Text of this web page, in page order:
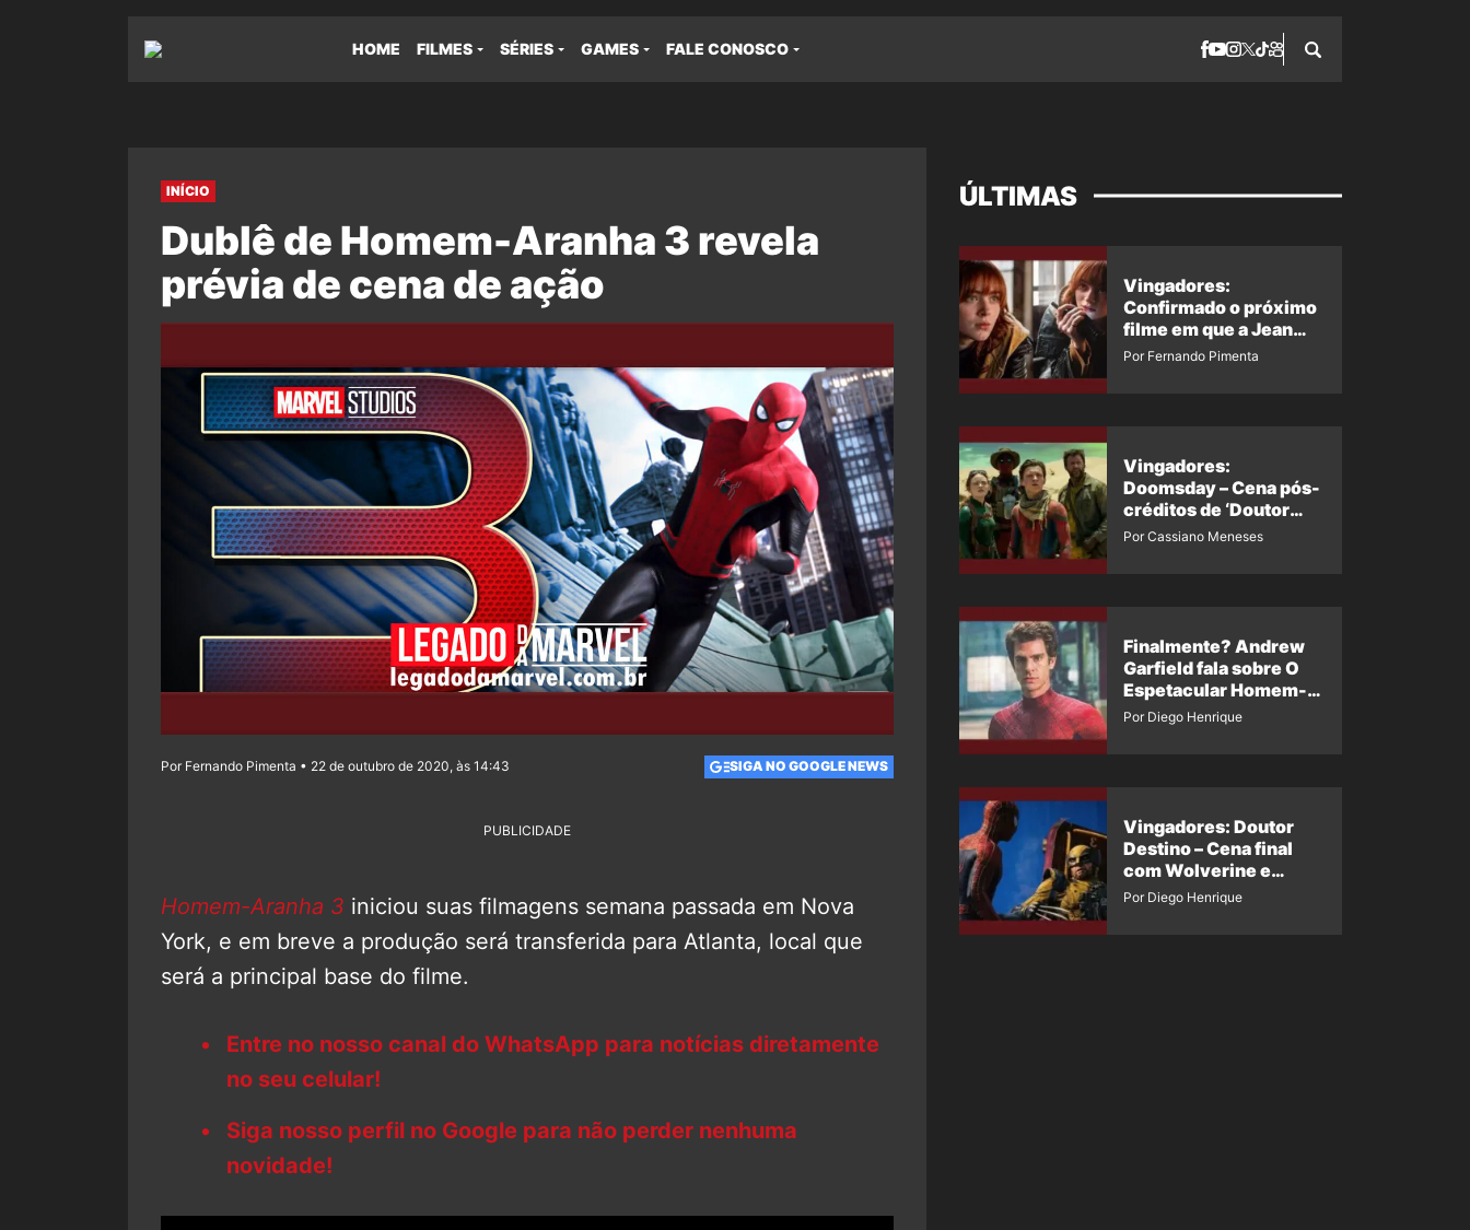
HOME FILMES SÉRIES GAMES FALE CONOSCO
INÍCIO
Dublê de Homem-Aranha 3 revela
prévia de cena de ação
Por Fernando Pimenta • 22 de outubro de 2020, às 14:43 SIGA NO GOOGLE NEWS
PUBLICIDADE
Homem-Aranha 3 iniciou suas filmagens semana passada em Nova
York, e em breve a produção será transferida para Atlanta, local que
será a principal base do filme.
Entre no nosso canal do WhatsApp para notícias diretamente
no seu celular!
Siga nosso perfil no Google para não perder nenhuma
novidade!
ÚLTIMAS
Vingadores:
Confirmado o próximo
filme em que a Jean
Grey irá aparecer
Por Fernando Pimenta
Vingadores:
Doomsday – Cena pós-
créditos de ‘Doutor
Destino’ é revelada
Por Cassiano Meneses
Finalmente? Andrew
Garfield fala sobre O
Espetacular Homem-
Aranha 3
Por Diego Henrique
Vingadores: Doutor
Destino – Cena final
com Wolverine e
Homem-Aranha de
Por Diego Henrique